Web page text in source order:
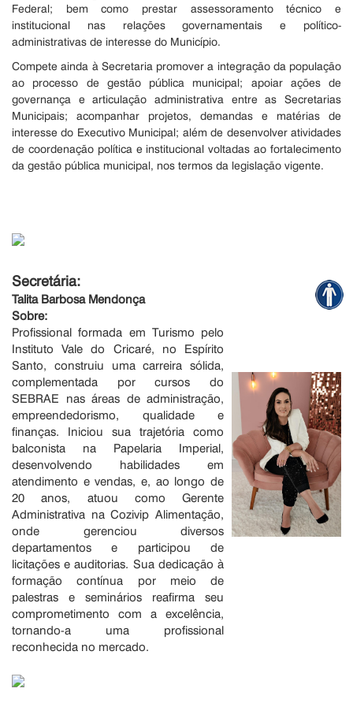
Federal; bem como prestar assessoramento técnico e
institucional nas relações governamentais e político-
administrativas de interesse do Município.
Compete ainda à Secretaria promover a integração da população
ao processo de gestão pública municipal; apoiar ações de
governança e articulação administrativa entre as Secretarias
Municipais; acompanhar projetos, demandas e matérias de
interesse do Executivo Municipal; além de desenvolver atividades
de coordenação política e institucional voltadas ao fortalecimento
da gestão pública municipal, nos termos da legislação vigente.
Secretária:
Talita Barbosa Mendonça
Sobre:
Profissional formada em Turismo pelo
Instituto Vale do Cricaré, no Espírito
Santo, construiu uma carreira sólida,
complementada por cursos do
SEBRAE nas áreas de administração,
empreendedorismo, qualidade e
finanças. Iniciou sua trajetória como
balconista na Papelaria Imperial,
desenvolvendo habilidades em
atendimento e vendas, e, ao longo de
20 anos, atuou como Gerente
Administrativa na Cozivip Alimentação,
onde gerenciou diversos
departamentos e participou de
licitações e auditorias. Sua dedicação à
formação contínua por meio de
palestras e seminários reafirma seu
comprometimento com a excelência,
tornando-a uma profissional
reconhecida no mercado.